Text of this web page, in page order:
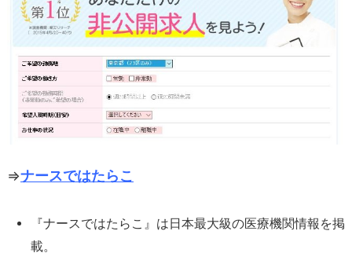
⇒ナースではたらこ
『ナースではたらこ』は日本最大級の医療機関情報を掲
載。